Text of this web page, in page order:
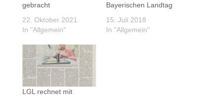
gebracht
22. Oktober 2021
In "Allgemein"
Bayerischen Landtag
15. Juli 2018
In "Allgemein"
LGL rechnet mit